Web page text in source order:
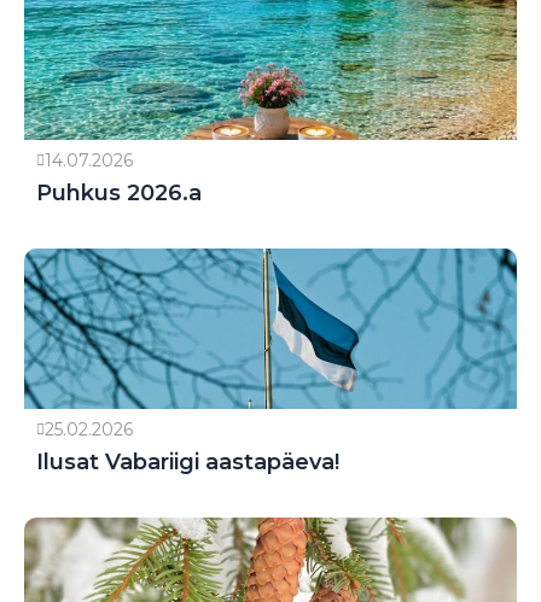
14.07.2026
Puhkus 2026.a
25.02.2026
Ilusat Vabariigi aastapäeva!